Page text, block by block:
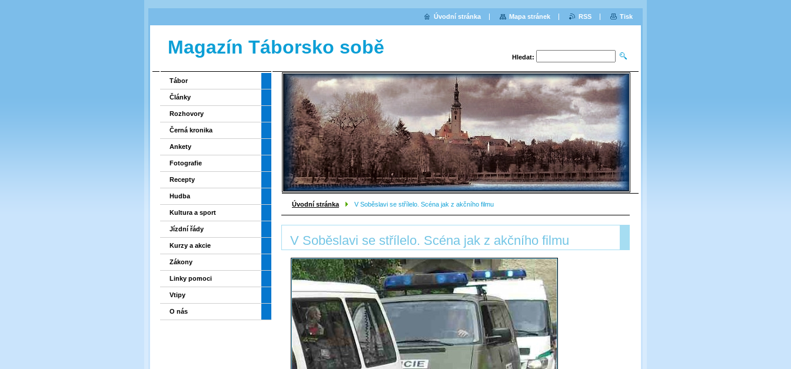
Magazín Táborsko sobě Hledat:
Úvodní stránka V Soběslavi se střílelo. Scéna jak z akčního filmu
V Soběslavi se střílelo. Scéna jak z akčního filmu
Tábor
Články
Rozhovory
Černá kronika
Ankety
Fotografie
Recepty
Hudba
Kultura a sport
Jízdní řády
Kurzy a akcie
Zákony
Linky pomoci
Vtipy
O nás
Úvodní stránka Mapa stránek RSS Tisk